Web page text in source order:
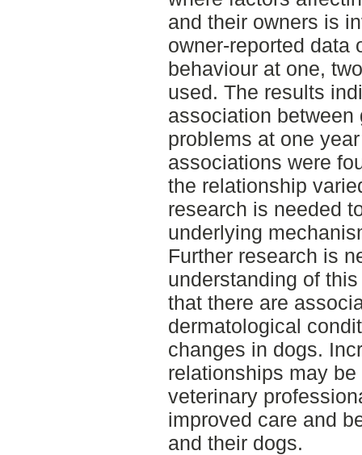
and their owners is
owner-reported data
behaviour at one,
used. The results
association
problems at one
associations were
the relationship
research is needed
underlying
Further research is
understanding of
that there are
dermatological
changes in dogs.
relationships may
veterinary
improved care and
and their dogs.